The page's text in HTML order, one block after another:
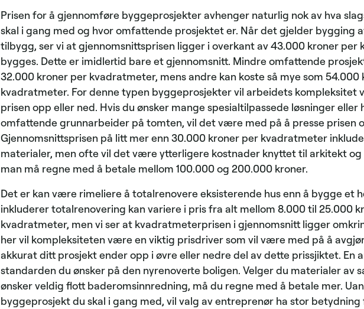
Prisen for å gjennomføre byggeprosjekter avhenger naturlig nok av hva
skal i gang med og hvor omfattende prosjektet er. Når det gjelder bygging
tilbygg, ser vi at gjennomsnittsprisen ligger i overkant av 43.000 kroner per
bygges. Dette er imidlertid bare et gjennomsnitt. Mindre omfattende
32.000 kroner per kvadratmeter, mens andre kan koste så mye som 54.000
kvadratmeter. For denne typen byggeprosjekter vil arbeidets kompleksitet
prisen opp eller ned. Hvis du ønsker mange spesialtilpassede løsninger
omfattende grunnarbeider på tomten, vil det være med på å presse prisen
Gjennomsnittsprisen på litt mer enn 30.000 kroner per kvadratmeter
materialer, men ofte vil det være ytterligere kostnader knyttet til arkitekt
man må regne med å betale mellom 100.000 og 200.000 kroner.
Det er kan være rimeliere å totalrenovere eksisterende hus enn å bygge et
inkluderer totalrenovering kan variere i pris fra alt mellom 8.000 til 25.000
kvadratmeter, men vi ser at kvadratmeterprisen i gjennomsnitt ligger
her vil kompleksiteten være en viktig prisdriver som vil være med på å
akkurat ditt prosjekt ender opp i øvre eller nedre del av dette prissjiktet. En
standarden du ønsker på den nyrenoverte boligen. Velger du materialer av
ønsker veldig flott baderomsinnredning, må du regne med å betale mer.
byggeprosjekt du skal i gang med, vil valg av entreprenør ha stor